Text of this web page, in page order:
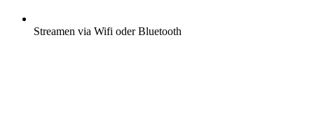
Streamen via Wifi oder Bluetooth